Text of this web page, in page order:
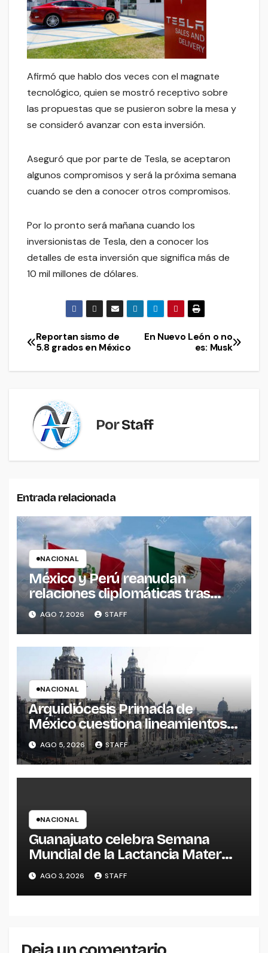
Afirmó que hablo dos veces con el magnate
tecnológico, quien se mostró receptivo sobre
las propuestas que se pusieron sobre la mesa y
se consideró avanzar con esta inversión.
Aseguró que por parte de Tesla, se aceptaron
algunos compromisos y será la próxima semana
cuando se den a conocer otros compromisos.
Por lo pronto será mañana cuando los
inversionistas de Tesla, den a conocer los
detalles de esta inversión que significa más de
10 mil millones de dólares.
Navegación
de
En Nuevo León o no
es: Musk
Reportan sismo de
5.8 grados en México
PorStaff
Entrada relacionada
NACIONAL
México y Perú reanudan
relaciones diplomáticas tras
acuerdo entre ambos gobiernos
AGO 7, 2026 STAFF
NACIONAL
Arquidiócesis Primada de
México cuestiona lineamientos
sobre derechos de las
audiencias
AGO 5, 2026 STAFF
NACIONAL
Guanajuato celebra Semana
Mundial de la Lactancia Materna
2026.
AGO 3, 2026 STAFF